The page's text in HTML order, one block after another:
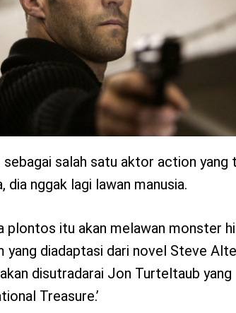
salah satu aktor action yang
dia nggak lagi lawan manusia.
plontos itu akan melawan monster
yang diadaptasi dari novel Steve
disutradarai Jon Turteltaub yang
Treasure.’